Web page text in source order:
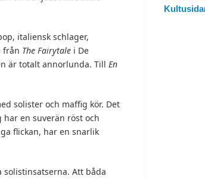
italiensk schlager,
från The Fairytale i De
är totalt annorlunda. Till En
solister och maffig kör. Det
en suverän röst och
flickan, har en snarlik
solistinsatserna. Att båda